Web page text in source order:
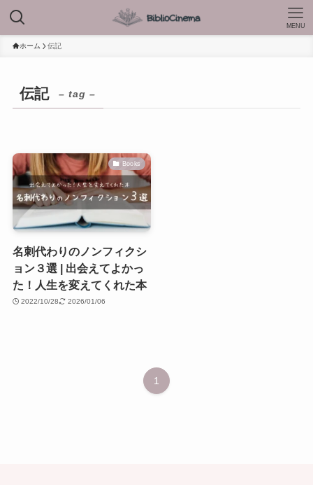
MENU
ホーム 伝記
伝記 – tag –
Books
名刺代わりのノンフィクシ
ョン３選 | 出会えてよかっ
た！人生を変えてくれた本
2022/10/28 2026/01/06
1